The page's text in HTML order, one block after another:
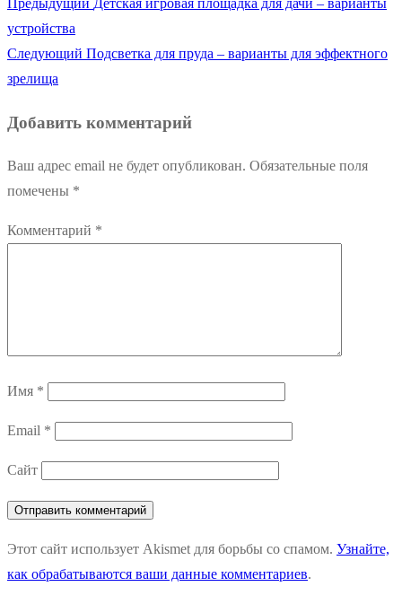
Навигация
по
записям
устройства
Следующий Следующая
Подсветка для пруда – варианты для эффектного
зрелища
Добавить комментарий
Ваш адрес email не будет опубликован. Обязательные поля
помечены *
Комментарий *
Имя *
Email *
Сайт
Этот сайт использует Akismet для борьбы со спамом. Узнайте,
как обрабатываются ваши данные комментариев.